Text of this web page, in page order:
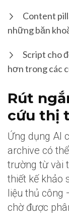
Content
những băn
Script cho
hơn trong các
Rút
cứu thị
Ứng dụng AI
archive có
trường từ vài
thiết kế khảo
liệu thủ công
chờ được